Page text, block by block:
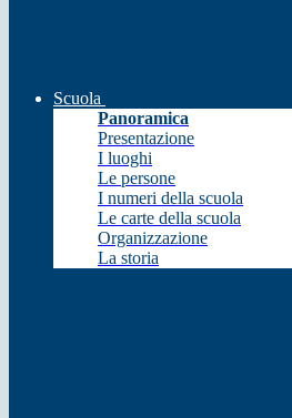
Scuola
Panoramica
Presentazione
I luoghi
Le persone
I numeri della scuola
Le carte della scuola
Organizzazione
La storia